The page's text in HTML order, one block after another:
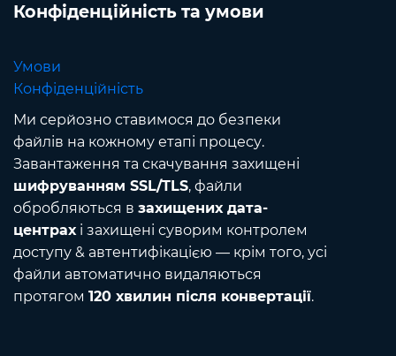
Конфіденційність та умови
Умови
Конфіденційність
Ми серйозно ставимося до безпеки
файлів на кожному етапі процесу.
Завантаження та скачування захищені
шифруванням SSL/TLS, файли
обробляються в захищених дата-
центрахі захищені суворим контролем
доступу & автентифікацією — крім того, усі
файли автоматично видаляються
протягом 120 хвилин після конвертації.